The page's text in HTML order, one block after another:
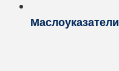
Маслоуказатели